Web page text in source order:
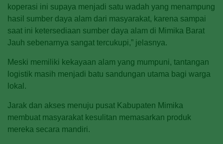
koperasi ini supaya menjadi satu wadah yang menampung
hasil sumber daya alam dari masyarakat, karena sampai
saat ini ketersediaan sumber daya alam di Mimika Barat
Jauh sebenarnya sangat tercukupi,” jelasnya.
Meski memiliki kekayaan alam yang mumpuni, tantangan
logistik masih menjadi batu sandungan utama bagi warga
lokal.
Jarak dan akses menuju pusat Kabupaten Mimika
membuat masyarakat kesulitan memasarkan produk
mereka secara mandiri.